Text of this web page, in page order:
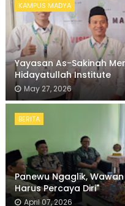
KAMPUS MADYA
Yayasan As-Sakinah
Hidayatullah Institute
May 27, 2026
BERITA
Panewu Ngaglik,
Harus Percaya Diri"
April 07, 2026